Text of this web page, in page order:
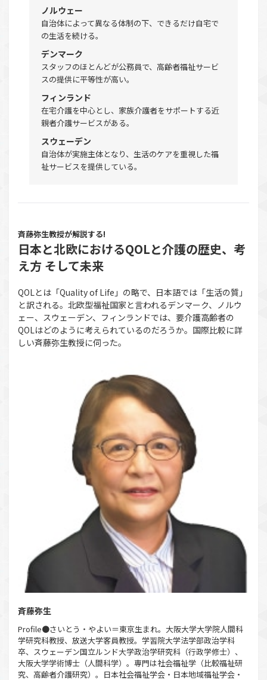
ノルウェー
自治体によって異なる体制の下、できるだけ自宅で
の生活を続ける。
デンマーク
スタッフのほとんどが公務員で、高齢者福祉サービ
スの提供に平等性が高い。
フィンランド
在宅介護を中心とし、家族介護者をサポートする近
親者介護サービスがある。
スウェーデン
自治体が実施主体となり、生活のケアを重視した福
祉サービスを提供している。
斉藤弥生教授が解説する!
日本と北欧におけるQOLと介護の歴史、考
え方 そして未来
QOLとは「Quality of Life」の略で、日本語では「生活の質」
と訳される。北欧型福祉国家と言われるデンマーク、ノルウ
ェー、スウェーデン、フィンランドでは、要介護高齢者の
QOLはどのように考えられているのだろうか。国際比較に詳
しい斉藤弥生教授に伺った。
斉藤弥生
Profile●さいとう・やよい＝東京生まれ。大阪大学大学院人間科
学研究科教授、放送大学客員教授。学習院大学法学部政治学科
卒、スウェーデン国立ルンド大学政治学研究科（行政学修士）、
大阪大学学術博士（人間科学）。専門は社会福祉学（比較福祉研
究、高齢者介護研究）。日本社会福祉学会・日本地域福祉学会・